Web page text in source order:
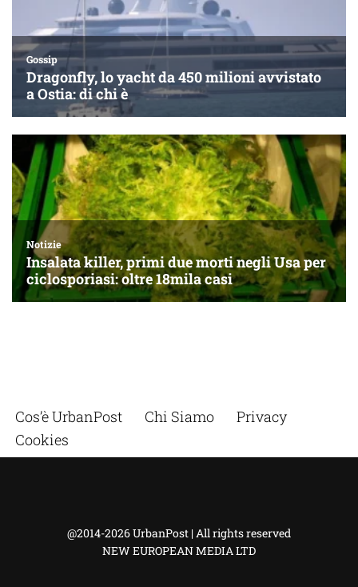
Cos’è UrbanPost Chi Siamo
Privacy
Cookies
@2014-2026 UrbanPost | All rights reserved
NEW EUROPEAN MEDIA LTD